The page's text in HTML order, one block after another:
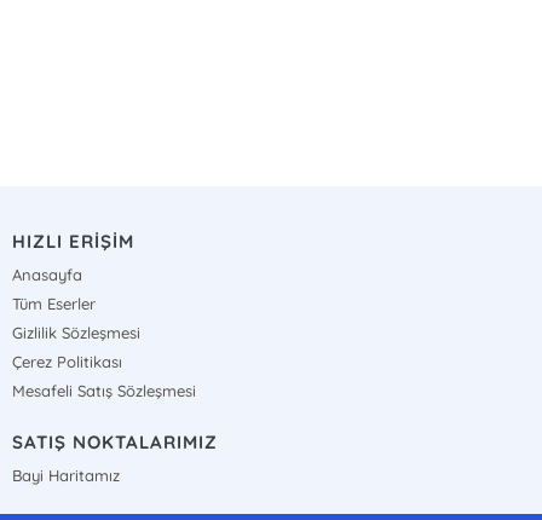
HIZLI ERİŞİM
Anasayfa
Tüm Eserler
Gizlilik Sözleşmesi
Çerez Politikası
Mesafeli Satış Sözleşmesi
SATIŞ NOKTALARIMIZ
Bayi Haritamız